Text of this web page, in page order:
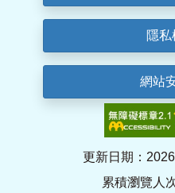
隱
網站
更新日期：
累積瀏覽人